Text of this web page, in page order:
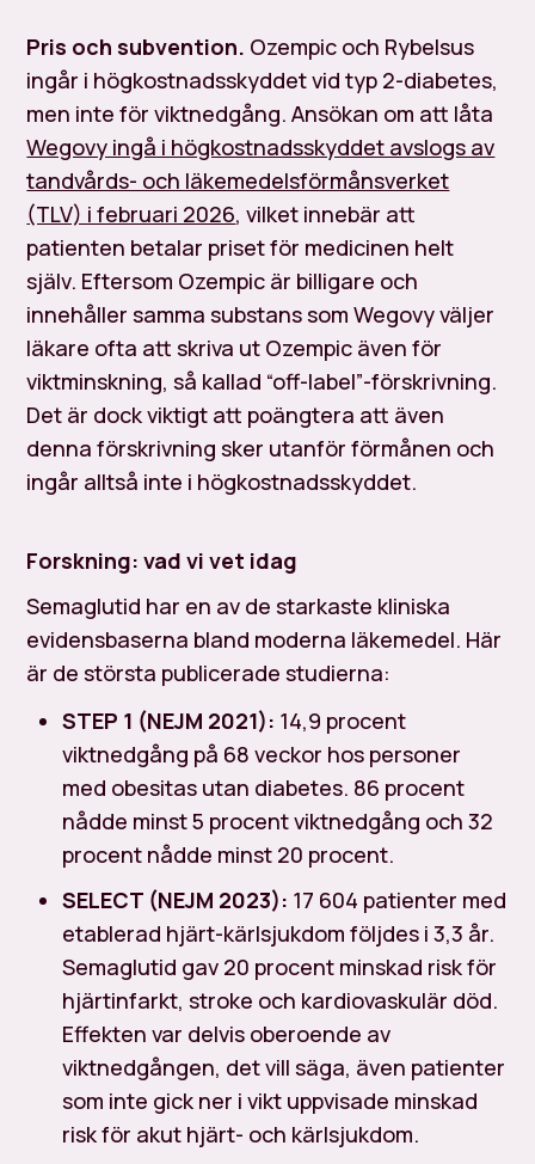
Pris och subvention. Ozempic och Rybelsus
ingår i högkostnadsskyddet vid typ 2-diabetes,
men inte för viktnedgång. Ansökan om att låta
Wegovy ingå i högkostnadsskyddet avslogs av
tandvårds- och läkemedelsförmånsverket
(TLV) i februari 2026, vilket innebär att
patienten betalar priset för medicinen helt
själv. Eftersom Ozempic är billigare och
innehåller samma substans som Wegovy väljer
läkare ofta att skriva ut Ozempic även för
viktminskning, så kallad “off-label”-förskrivning.
Det är dock viktigt att poängtera att även
denna förskrivning sker utanför förmånen och
ingår alltså inte i högkostnadsskyddet.
Forskning: vad vi vet idag
Semaglutid har en av de starkaste kliniska
evidensbaserna bland moderna läkemedel. Här
är de största publicerade studierna:
STEP 1 (NEJM 2021): 14,9 procent
viktnedgång på 68 veckor hos personer
med obesitas utan diabetes. 86 procent
nådde minst 5 procent viktnedgång och 32
procent nådde minst 20 procent.
SELECT (NEJM 2023): 17 604 patienter med
etablerad hjärt-kärlsjukdom följdes i 3,3 år.
Semaglutid gav 20 procent minskad risk för
hjärtinfarkt, stroke och kardiovaskulär död.
Effekten var delvis oberoende av
viktnedgången, det vill säga, även patienter
som inte gick ner i vikt uppvisade minskad
risk för akut hjärt- och kärlsjukdom.